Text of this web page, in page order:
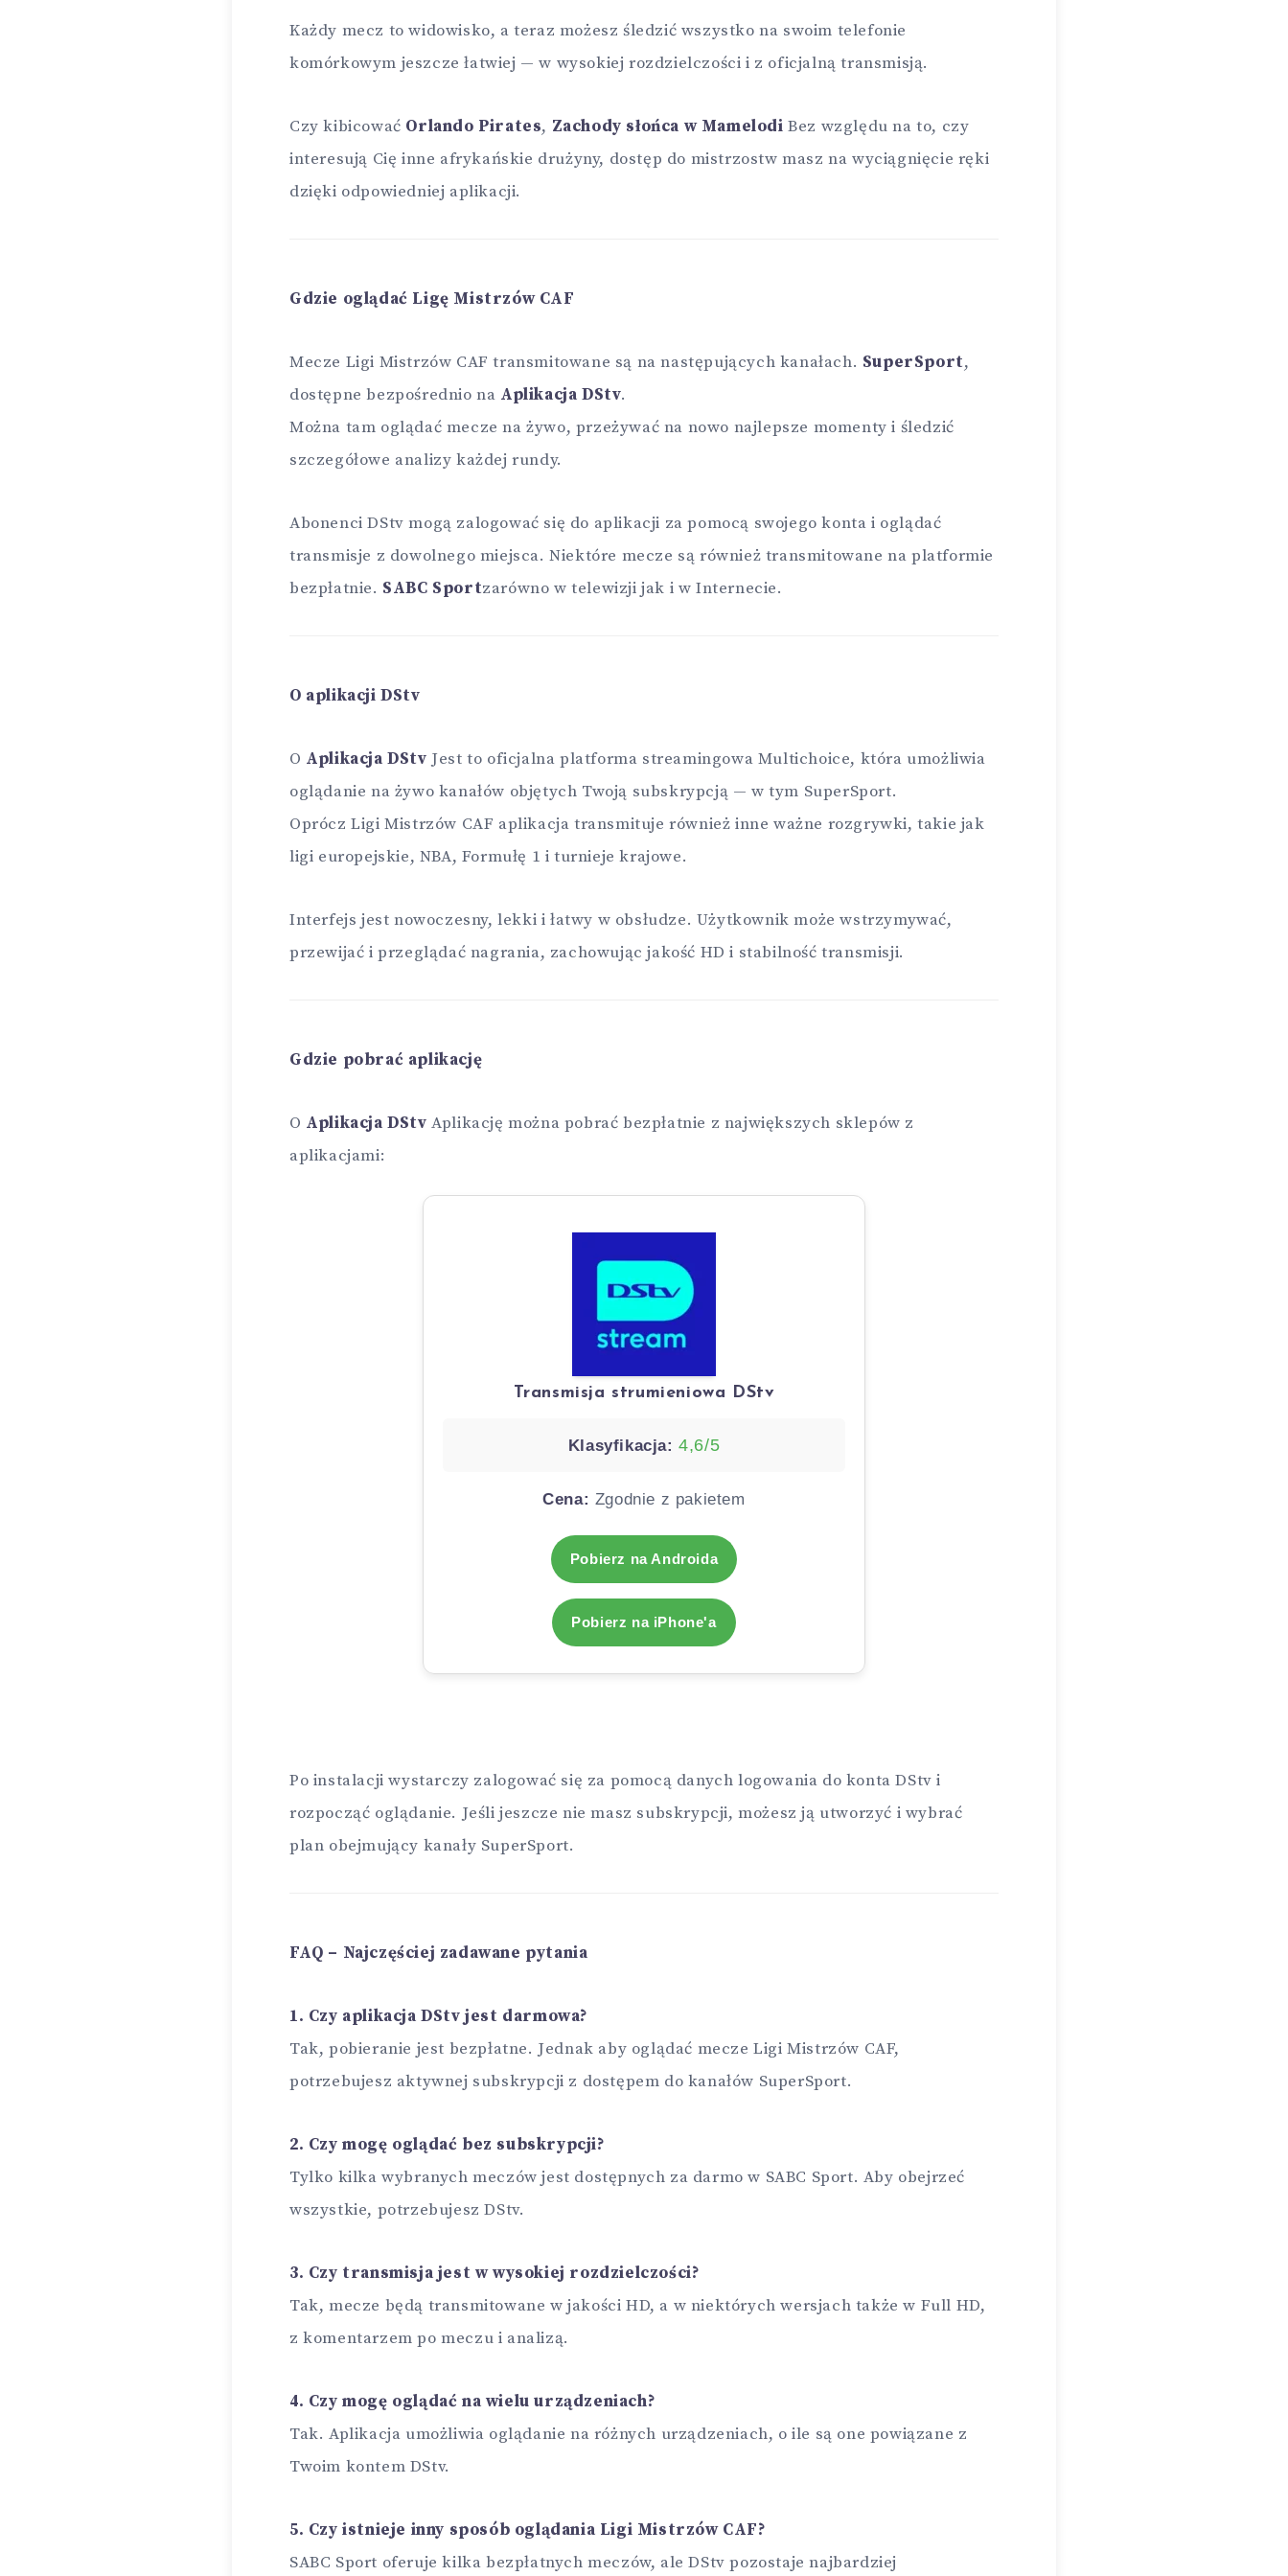
Każdy mecz to widowisko, a teraz możesz śledzić wszystko na swoim telefonie
komórkowym jeszcze łatwiej — w wysokiej rozdzielczości i z oficjalną transmisją.
Czy kibicować Orlando Pirates, Zachody słońca w Mamelodi Bez względu na to, czy
interesują Cię inne afrykańskie drużyny, dostęp do mistrzostw masz na wyciągnięcie ręki
dzięki odpowiedniej aplikacji.
Gdzie oglądać Ligę Mistrzów CAF
Mecze Ligi Mistrzów CAF transmitowane są na następujących kanałach. SuperSport,
dostępne bezpośrednio na Aplikacja DStv.
Można tam oglądać mecze na żywo, przeżywać na nowo najlepsze momenty i śledzić
szczegółowe analizy każdej rundy.
Abonenci DStv mogą zalogować się do aplikacji za pomocą swojego konta i oglądać
transmisje z dowolnego miejsca. Niektóre mecze są również transmitowane na platformie
bezpłatnie. SABC Sportzarówno w telewizji jak i w Internecie.
O aplikacji DStv
O Aplikacja DStv Jest to oficjalna platforma streamingowa Multichoice, która umożliwia
oglądanie na żywo kanałów objętych Twoją subskrypcją — w tym SuperSport.
Oprócz Ligi Mistrzów CAF aplikacja transmituje również inne ważne rozgrywki, takie jak
ligi europejskie, NBA, Formułę 1 i turnieje krajowe.
Interfejs jest nowoczesny, lekki i łatwy w obsłudze. Użytkownik może wstrzymywać,
przewijać i przeglądać nagrania, zachowując jakość HD i stabilność transmisji.
Gdzie pobrać aplikację
O Aplikacja DStv Aplikację można pobrać bezpłatnie z największych sklepów z
aplikacjami:
Transmisja strumieniowa DStv
Klasyfikacja: 4,6/5
Cena: Zgodnie z pakietem
Pobierz na Androida
Pobierz na iPhone'a
Po instalacji wystarczy zalogować się za pomocą danych logowania do konta DStv i
rozpocząć oglądanie. Jeśli jeszcze nie masz subskrypcji, możesz ją utworzyć i wybrać
plan obejmujący kanały SuperSport.
FAQ – Najczęściej zadawane pytania
1. Czy aplikacja DStv jest darmowa?
Tak, pobieranie jest bezpłatne. Jednak aby oglądać mecze Ligi Mistrzów CAF,
potrzebujesz aktywnej subskrypcji z dostępem do kanałów SuperSport.
2. Czy mogę oglądać bez subskrypcji?
Tylko kilka wybranych meczów jest dostępnych za darmo w SABC Sport. Aby obejrzeć
wszystkie, potrzebujesz DStv.
3. Czy transmisja jest w wysokiej rozdzielczości?
Tak, mecze będą transmitowane w jakości HD, a w niektórych wersjach także w Full HD,
z komentarzem po meczu i analizą.
4. Czy mogę oglądać na wielu urządzeniach?
Tak. Aplikacja umożliwia oglądanie na różnych urządzeniach, o ile są one powiązane z
Twoim kontem DStv.
5. Czy istnieje inny sposób oglądania Ligi Mistrzów CAF?
SABC Sport oferuje kilka bezpłatnych meczów, ale DStv pozostaje najbardziej